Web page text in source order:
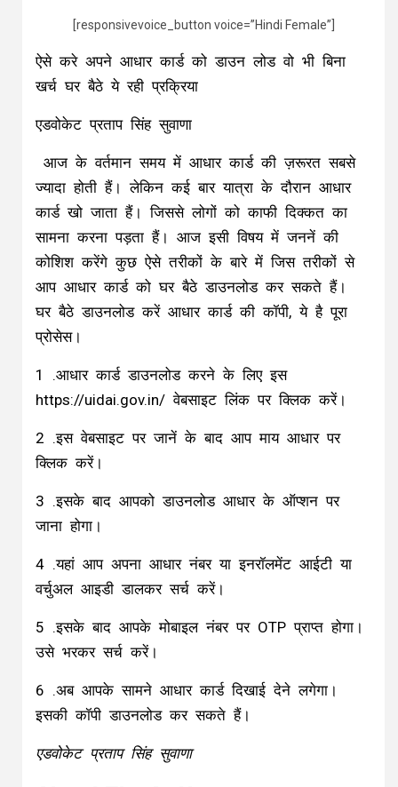
[responsivevoice_button voice=”Hindi Female”]
ऐसे करे अपने आधार कार्ड को डाउन लोड वो भी बिना
खर्च घर बैठे ये रही प्रक्रिया
एडवोकेट प्रताप सिंह सुवाणा
आज के वर्तमान समय में आधार कार्ड की ज़रूरत सबसे
ज्यादा होती हैं। लेकिन कई बार यात्रा के दौरान आधार
कार्ड खो जाता हैं। जिससे लोगों को काफी दिक्कत का
सामना करना पड़ता हैं। आज इसी विषय में जननें की
कोशिश करेंगे कुछ ऐसे तरीकों के बारे में जिस तरीकों से
आप आधार कार्ड को घर बैठे डाउनलोड कर सकते हैं।
घर बैठे डाउनलोड करें आधार कार्ड की कॉपी, ये है पूरा
प्रोसेस।
1 .आधार कार्ड डाउनलोड करने के लिए इस
https://uidai.gov.in/ वेबसाइट लिंक पर क्लिक करें।
2 .इस वेबसाइट पर जानें के बाद आप माय आधार पर
क्लिक करें।
3 .इसके बाद आपको डाउनलोड आधार के ऑप्शन पर
जाना होगा।
4 .यहां आप अपना आधार नंबर या इनरॉलमेंट आईटी या
वर्चुअल आइडी डालकर सर्च करें।
5 .इसके बाद आपके मोबाइल नंबर पर OTP प्राप्त होगा।
उसे भरकर सर्च करें।
6 .अब आपके सामने आधार कार्ड दिखाई देने लगेगा।
इसकी कॉपी डाउनलोड कर सकते हैं।
एडवोकेट प्रताप सिंह सुवाणा